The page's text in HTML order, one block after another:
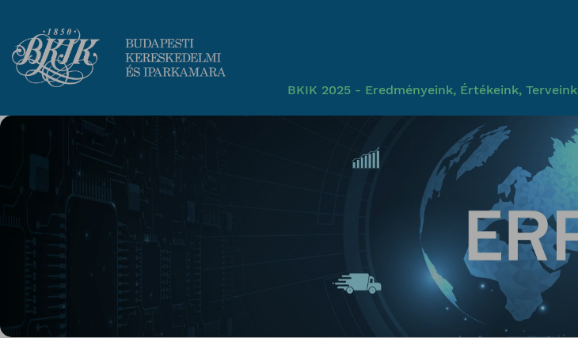
BKIK 2025 - Eredményeink, Értékeink, Terveink